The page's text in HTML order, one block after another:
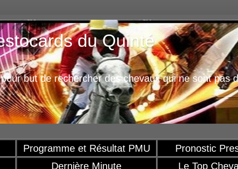
du Quinté
but de rechercher des chevaux qui ne sont pas
Programme et Résultat PMU Pronostic
Dernière Minute Le Top